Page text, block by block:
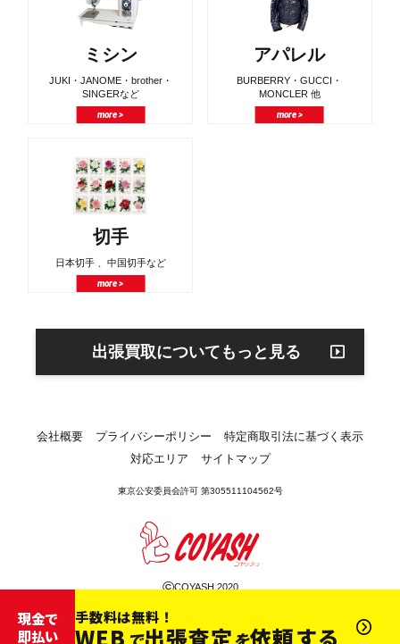
ミシン
JUKI・JANOME・brother・
SINGERなど
more >
アパレル
BURBERRY・GUCCI・
MONCLER 他
more >
切手
日本切手 、中国切手など
more >
出張買取についてもっと見る
会社概要 プライバシーポリシー
特定商取引法に基づく表示
対応エリア
サイトマップ
東京公安委員会許可 第305511104562号
©COYASH 2020
現金で
即払い
手数料は無料！
WEB 出張査定 依頼する